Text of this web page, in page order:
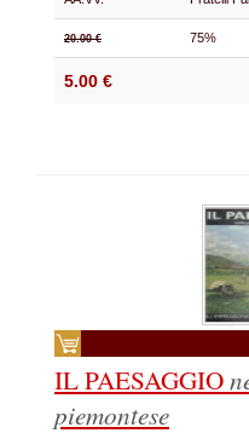
20.00 € 75%
5.00 €
IL PAESAGGIO
piemontese